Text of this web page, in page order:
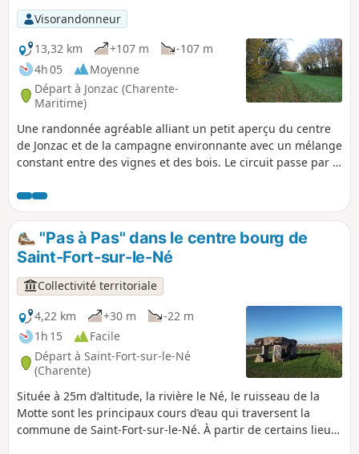
Visorandonneur
13,32 km
+107 m
-107 m
4h 05
Moyenne
Départ à Jonzac (Charente-
Maritime)
Une randonnée agréable alliant un petit aperçu du centre
de Jonzac et de la campagne environnante avec un mélange
constant entre des vignes et des bois. Le circuit passe par le
de Jonzac avant d'aller sur des hauteurs proches et de finir
en passant au Château de la Dîmerie. Le parcours propose
également plusieurs cheminements le long de la belle
Seugne. Le parking et le site des Thermes de Jonzac sont
ouverts de 6h à 20h (seulement)
"Pas à Pas" dans le centre bourg de
Saint-Fort-sur-le-Né
Collectivité territoriale
4,22 km
+30 m
-22 m
1h 15
Facile
Départ à Saint-Fort-sur-le-Né
(Charente)
Située à 25m d’altitude, la rivière le Né, le ruisseau de la
Motte sont les principaux cours d’eau qui traversent la
commune de Saint-Fort-sur-le-Né. À partir de certains lieux,